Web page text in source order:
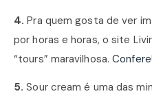
4. Pra quem gosta de ver
por horas e horas, o site
“tours” maravilhosa.Confere!
5. Sour cream é uma das